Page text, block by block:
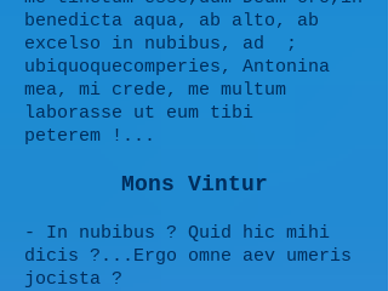
benedicta aqua, ab alto, ab
excelso in nubibus, ad ;
ubiquoquecomperies, Antonina
mea, mi crede, me multum
laborasse ut eum tibi
peterem !...
Mons Vintur
- In nubibus ? Quid hic mihi
dicis ?...Ergo omne aev umeris
jocista ?